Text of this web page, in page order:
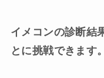
イメコンの診断結
とに挑戦できます。